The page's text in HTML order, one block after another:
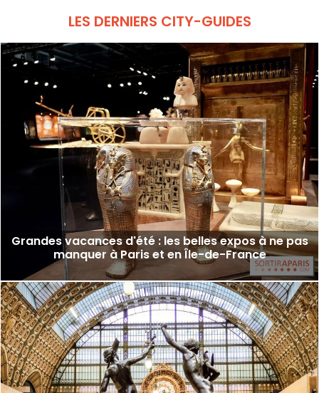
LES DERNIERS CITY-GUIDES
Grandes vacances d'été : les belles expos à ne pas
manquer à Paris et en Île-de-France